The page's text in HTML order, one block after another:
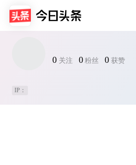
0 关注 0 粉丝 0 获赞
IP：